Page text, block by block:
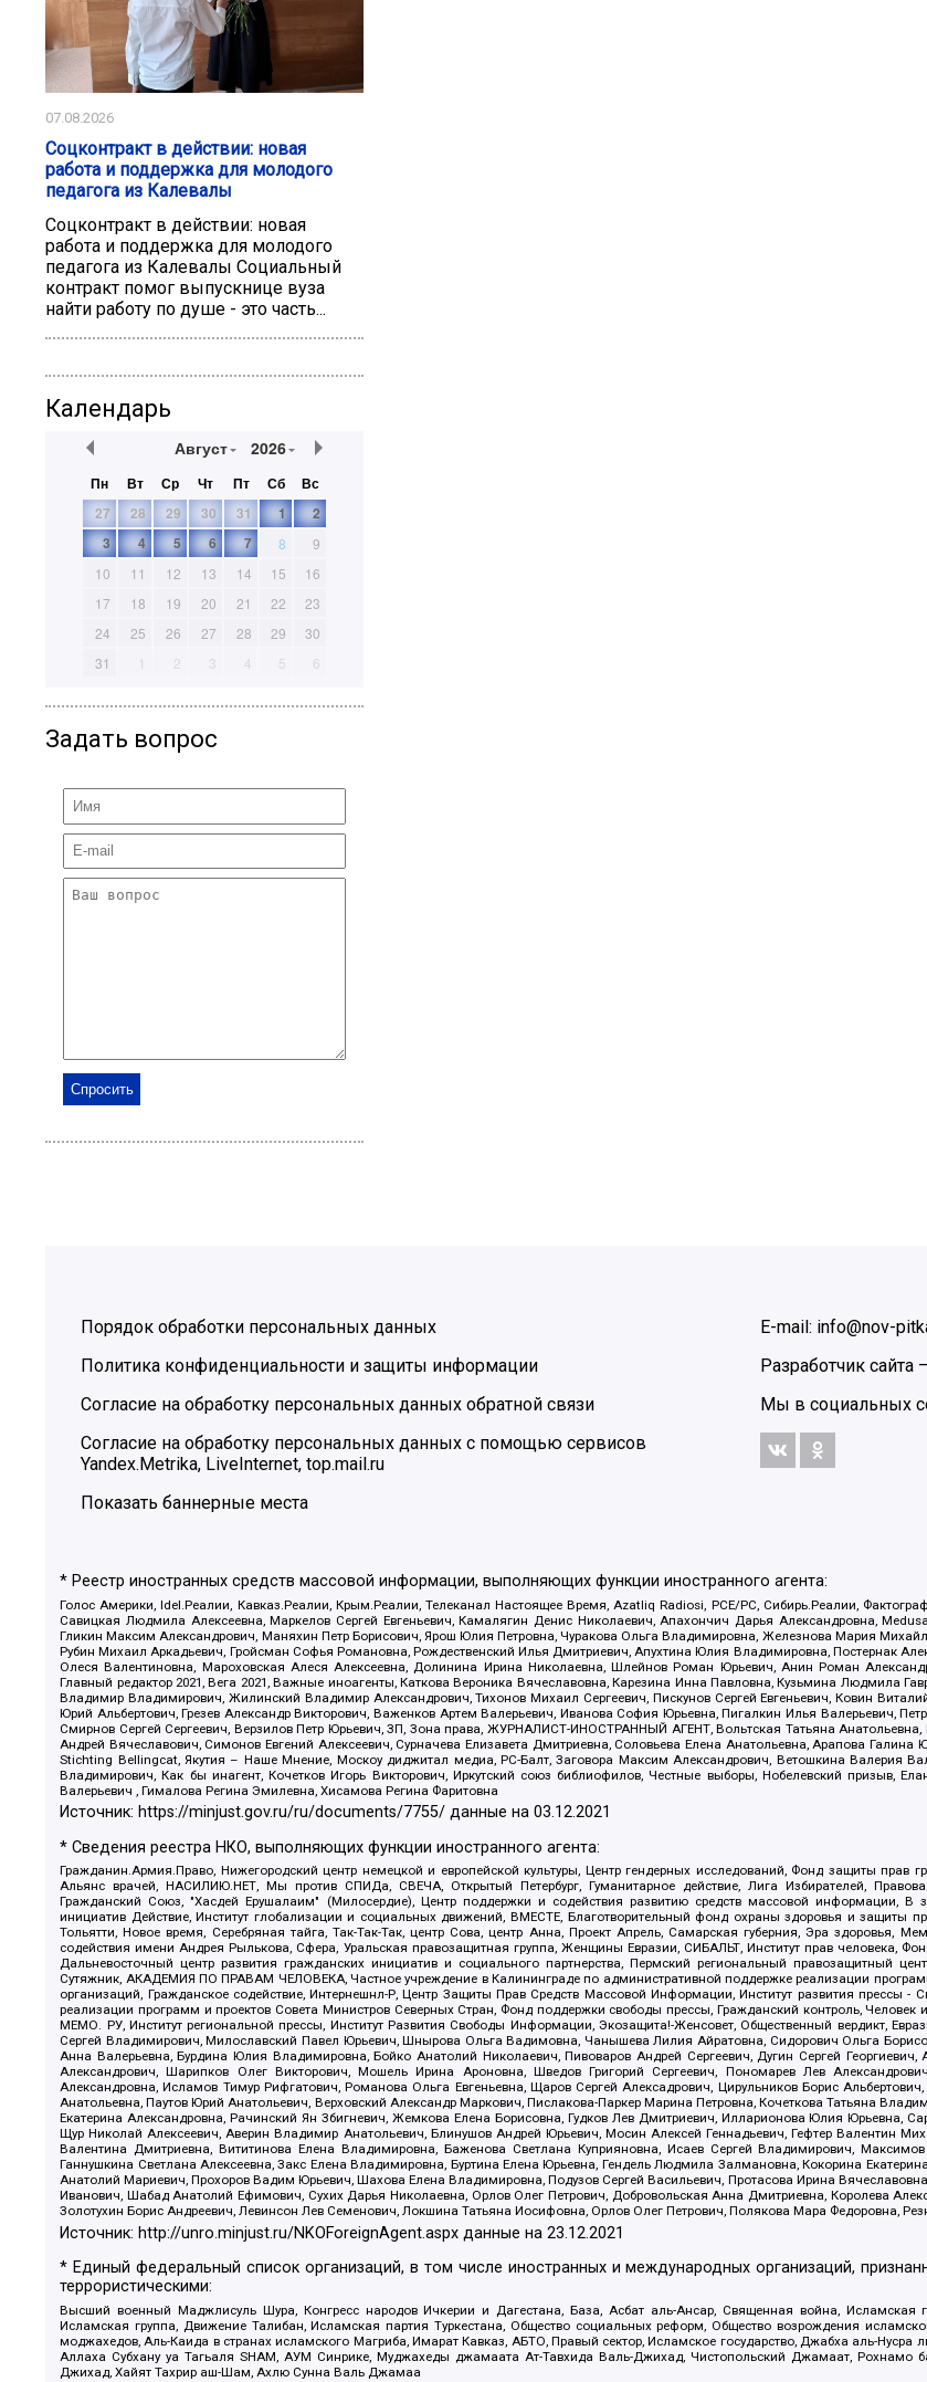
07.08.2026
Соцконтракт в действии: новая
работа и поддержка для молодого
педагога из Калевалы
Соцконтракт в действии: новая
работа и поддержка для молодого
педагога из Калевалы Социальный
контракт помог выпускнице вуза
найти работу по душе - это часть...
Календарь
Август 2026
Пн Вт Ср Чт Пт Сб
Вс
27
28 29 30 31 1
2
3
4 5 6 7 8
9
10
11 12 13 14 15
16
17
18 19 20 21 22
23
24
25 26 27 28 29
30
31
1 2 3 4 5 6
Задать вопрос
Порядок обработки персональных данных
Политика конфиденциальности и защиты информации
Согласие на обработку персональных данных обратной связи
Согласие на обработку персональных данных с помощью сервисов
Yandex.Metrika, LiveInternet, top.mail.ru
Показать баннерные места
E-mail: info@nov-
Разработчик сайта –
Мы в социальных
* Реестр иностранных средств массовой информации, выполняющих функции иностранного агента:
Голос Америки, Idel.Реалии, Кавказ.Реалии, Крым.Реалии, Телеканал Настоящее Время, Azatliq Radiosi, PCE/PC, Сибирь.Реалии,
Савицкая Людмила Алексеевна, Маркелов Сергей Евгеньевич, Камалягин Денис Николаевич, Апахончич Дарья Александровна,
Гликин Максим Александрович, Маняхин Петр Борисович, Ярош Юлия Петровна, Чуракова Ольга Владимировна, Железнова Мария
Рубин Михаил Аркадьевич, Гройсман Софья Романовна, Рождественский Илья Дмитриевич, Апухтина Юлия Владимировна, Постернак
Олеся Валентиновна, Мароховская Алеся Алексеевна, Долинина Ирина Николаевна, Шлейнов Роман Юрьевич, Анин Роман
Главный редактор 2021, Вега 2021, Важные иноагенты, Каткова Вероника Вячеславовна, Карезина Инна Павловна, Кузьмина Людмила
Владимир Владимирович, Жилинский Владимир Александрович, Тихонов Михаил Сергеевич, Пискунов Сергей Евгеньевич, Ковин
Юрий Альбертович, Грезев Александр Викторович, Важенков Артем Валерьевич, Иванова София Юрьевна, Пигалкин Илья Валерьевич,
Смирнов Сергей Сергеевич, Верзилов Петр Юрьевич, ЗП, Зона права, ЖУРНАЛИСТ-ИНОСТРАННЫЙ АГЕНТ, Вольтская Татьяна
Андрей Вячеславович, Симонов Евгений Алексеевич, Сурначева Елизавета Дмитриевна, Соловьева Елена Анатольевна, Арапова
Stichting Bellingcat, Якутия – Наше Мнение, Москоу диджитал медиа, РС-Балт, Заговора Максим Александрович, Ветошкина Валерия
Владимирович, Как бы инагент, Кочетков Игорь Викторович, Иркутский союз библиофилов, Честные выборы, Нобелевский призыв,
Валерьевич , Гималова Регина Эмилевна, Хисамова Регина Фаритовна
Источник: https://minjust.gov.ru/ru/documents/7755/ данные на03.12.2021
* Сведения реестра НКО, выполняющих функции иностранного агента:
Гражданин.Армия.Право, Нижегородский центр немецкой и европейской культуры, Центр гендерных исследований, Фонд защиты прав
Альянс врачей, НАСИЛИЮ.НЕТ, Мы против СПИДа, СВЕЧА, Открытый Петербург, Гуманитарное действие, Лига Избирателей,
Гражданский Союз, "Хасдей Ерушалаим" (Милосердие), Центр поддержки и содействия развитию средств массовой информации,
инициатив Действие, Институт глобализации и социальных движений, ВМЕСТЕ, Благотворительный фонд охраны здоровья и
Тольятти, Новое время, Серебряная тайга, Так-Так-Так, центр Сова, центр Анна, Проект Апрель, Самарская губерния, Эра здоровья,
содействия имени Андрея Рылькова, Сфера, Уральская правозащитная группа, Женщины Евразии, СИБАЛЬТ, Институт прав человека,
Дальневосточный центр развития гражданских инициатив и социального партнерства, Пермский региональный правозащитный
Сутяжник, АКАДЕМИЯ ПО ПРАВАМ ЧЕЛОВЕКА, Частное учреждение в Калининграде по административной поддержке реализации
организаций, Гражданское содействие, Интернешнл-Р, Центр Защиты Прав Средств Массовой Информации, Институт развития прессы -
реализации программ и проектов Совета Министров Северных Стран, Фонд поддержки свободы прессы, Гражданский контроль,
МЕМО. РУ, Институт региональной прессы, Институт Развития Свободы Информации, Экозащита!-Женсовет, Общественный вердикт,
Сергей Владимирович, Милославский Павел Юрьевич, Шнырова Ольга Вадимовна, Чанышева Лилия Айратовна, Сидорович Ольга
Анна Валерьевна, Бурдина Юлия Владимировна, Бойко Анатолий Николаевич, Пивоваров Андрей Сергеевич, Дугин Сергей
Александрович, Шарипков Олег Викторович, Мошель Ирина Ароновна, Шведов Григорий Сергеевич, Пономарев Лев
Александровна, Исламов Тимур Рифгатович, Романова Ольга Евгеньевна, Щаров Сергей Алексадрович, Цирульников Борис
Анатольевна, Паутов Юрий Анатольевич, Верховский Александр Маркович, Пислакова-Паркер Марина Петровна, Кочеткова Татьяна
Екатерина Александровна, Рачинский Ян Збигневич, Жемкова Елена Борисовна, Гудков Лев Дмитриевич, Илларионова Юлия Юрьевна,
Щур Николай Алексеевич, Аверин Владимир Анатольевич, Блинушов Андрей Юрьевич, Мосин Алексей Геннадьевич, Гефтер Валентин
Валентина Дмитриевна, Вититинова Елена Владимировна, Баженова Светлана Куприяновна, Исаев Сергей Владимирович,
Ганнушкина Светлана Алексеевна, Закс Елена Владимировна, Буртина Елена Юрьевна, Гендель Людмила Залмановна, Кокорина
Анатолий Мариевич, Прохоров Вадим Юрьевич, Шахова Елена Владимировна, Подузов Сергей Васильевич, Протасова Ирина
Иванович, Шабад Анатолий Ефимович, Сухих Дарья Николаевна, Орлов Олег Петрович, Добровольская Анна Дмитриевна, Королева
Золотухин Борис Андреевич, Левинсон Лев Семенович, Локшина Татьяна Иосифовна, Орлов Олег Петрович, Полякова Мара Федоровна,
Источник: http://unro.minjust.ru/NKOForeignAgent.aspx данные на23.12.2021
* Единый федеральный список организаций, в том числе иностранных и международных организаций,
террористическими:
Высший военный Маджлисуль Шура, Конгресс народов Ичкерии и Дагестана, База, Асбат аль-Ансар, Священная война, Исламская
Исламская группа, Движение Талибан, Исламская партия Туркестана, Общество социальных реформ, Общество возрождения
моджахедов, Аль-Каида в странах исламского Магриба, Имарат Кавказ, АБТО, Правый сектор, Исламское государство, Джабха аль-
Аллаха Субхану уа Тагьаля SHAM, АУМ Синрике, Муджахеды джамаата Ат-Тавхида Валь-Джихад, Чистопольский Джамаат, Рохнамо
Джихад, Хайят Тахрир аш-Шам, Ахлю Сунна Валь Джамаа